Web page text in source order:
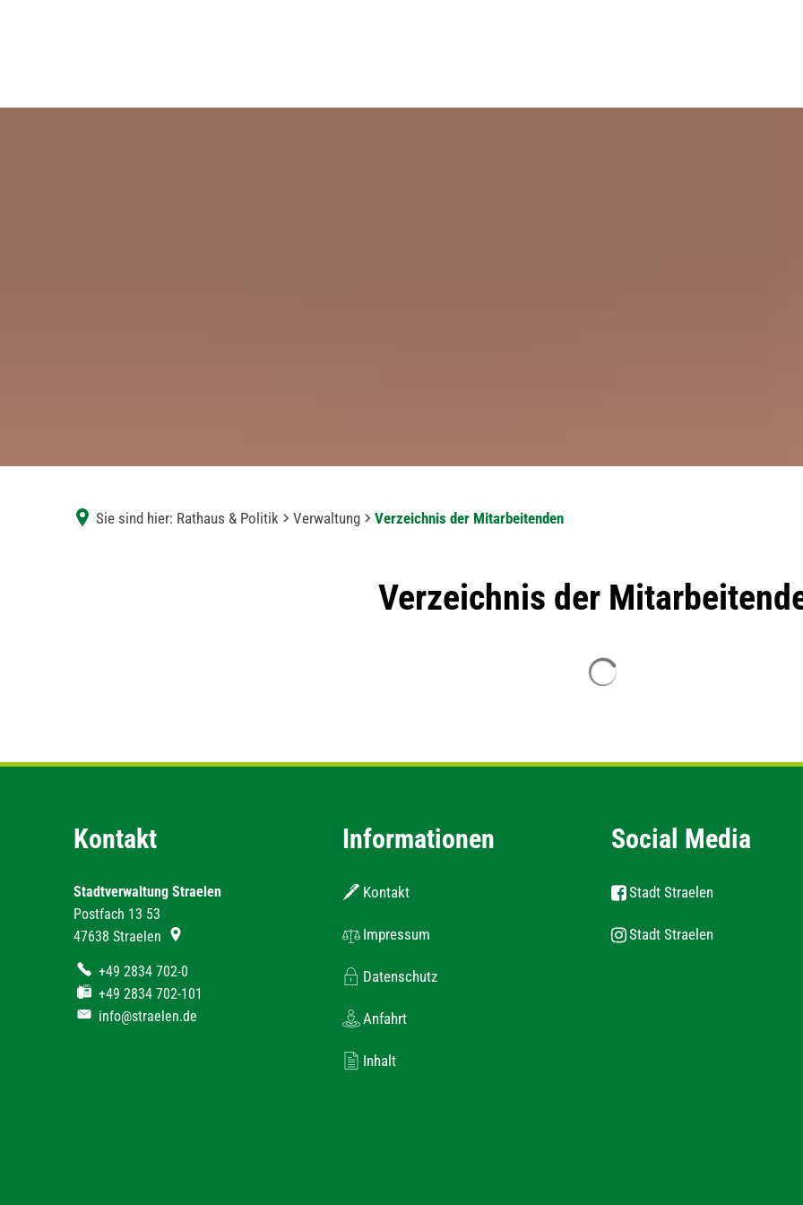
Sie sind hier: Rathaus & Politik Verwaltung Verzeichnis der Mitarbeitenden
Verzeichnis der
Kontakt
Stadtverwaltung Straelen
Postfach 13 53
47638 Straelen
+49 2834 702-0
+49 2834 702-101
info@straelen.de
Informationen
Kontakt
Impressum
Datenschutz
Anfahrt
Inhalt
Social Media
Stadt Straelen
Stadt Straelen